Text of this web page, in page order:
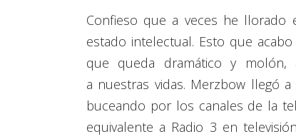
Confieso que a veces he llorado
estado intelectual. Esto que
que queda dramático y
a nuestras vidas. Merzbow llegó
buceando por los canales de la
equivalente a Radio 3 en